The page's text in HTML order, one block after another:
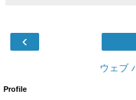
‹
ウェブ
Profile